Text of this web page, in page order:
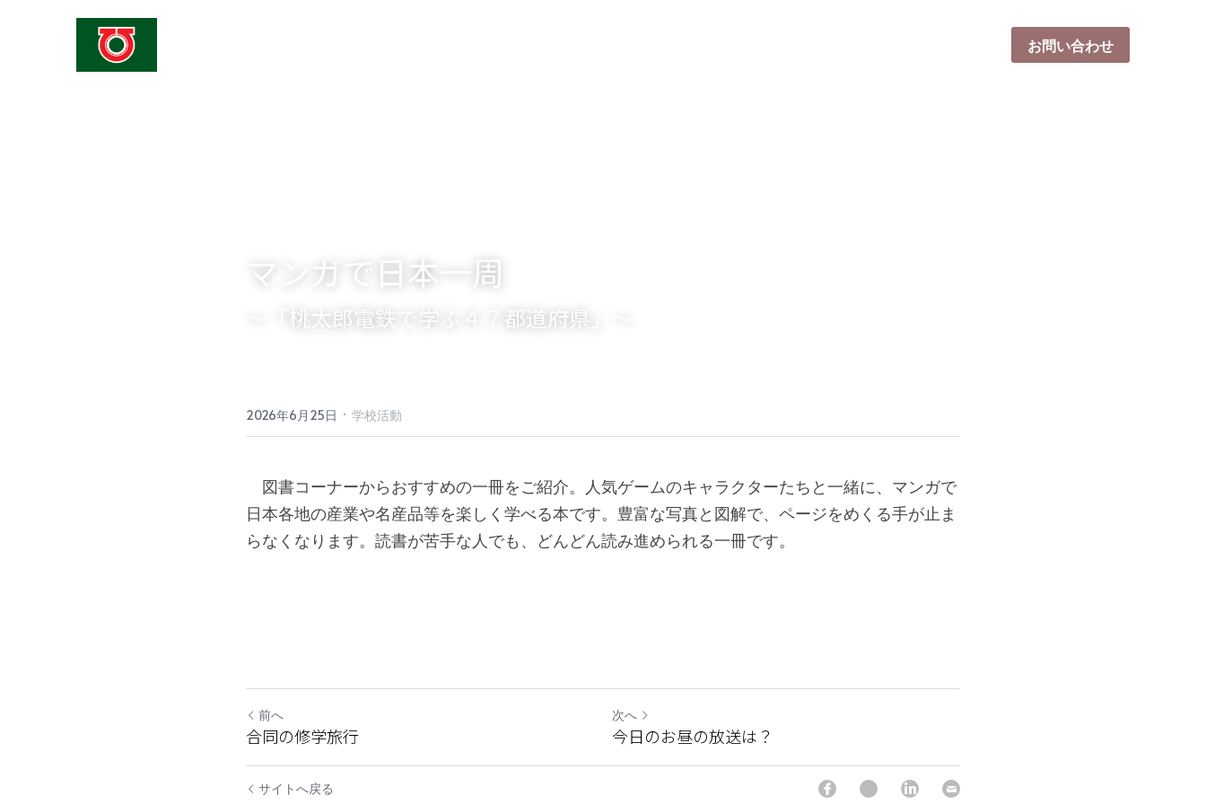
お問い合わせ
マンガで日本一周
～「桃太郎電鉄で学ぶ４７都道府県」～
2026年6月25日 · 学校活動
図書コーナーからおすすめの一冊をご紹介。人気ゲームのキャラクターたちと一緒に、マンガで
日本各地の産業や名産品等を楽しく学べる本です。豊富な写真と図解で、ページをめくる手が止ま
らなくなります。読書が苦手な人でも、どんどん読み進められる一冊です。
前へ
合同の修学旅行
次へ
今日のお昼の放送は？
サイトへ戻る